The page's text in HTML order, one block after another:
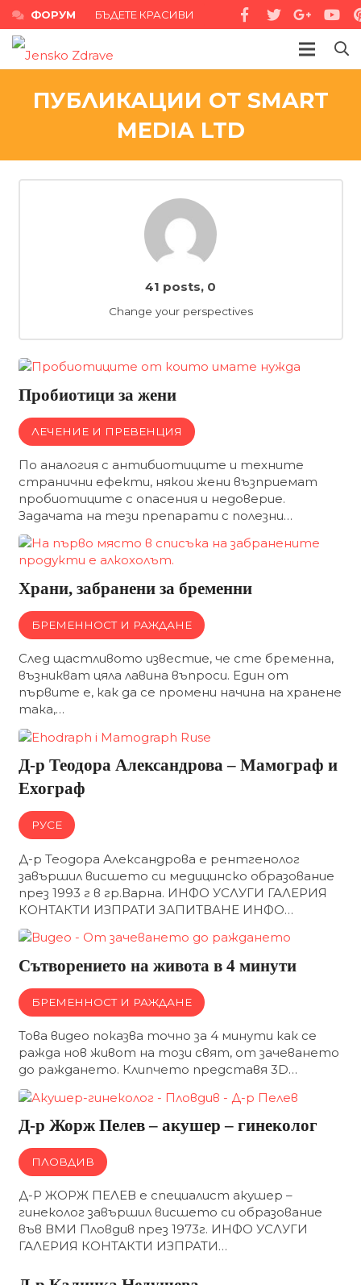
ФОРУМ БЪДЕТЕ КРАСИВИ
ПУБЛИКАЦИИ ОТ SMART
MEDIA LTD
41 posts, 0
Change your perspectives
Пробиотици за жени
ЛЕЧЕНИЕ И ПРЕВЕНЦИЯ
По аналогия с антибиотиците и техните
странични ефекти, някои жени възприемат
пробиотиците с опасения и недоверие.
Задачата на тези препарати с полезни…
Храни, забранени за бременни
БРЕМЕННОСТ И РАЖДАНЕ
След щастливото известие, че сте бременна,
възникват цяла лавина въпроси. Един от
първите е, как да се промени начина на хранене
така,…
Д-р Теодора Александрова – Мамограф и
Ехограф
РУСЕ
Д-р Теодора Александрова е рентгенолог
завършил висшето си медицинско образование
през 1993 г в гр.Варна. ИНФО УСЛУГИ ГАЛЕРИЯ
КОНТАКТИ ИЗПРАТИ ЗАПИТВАНЕ ИНФО…
Сътворението на живота в 4 минути
БРЕМЕННОСТ И РАЖДАНЕ
Това видео показва точно за 4 минути как се
ражда нов живот на този свят, от зачеването
до раждането. Клипчето представя 3D…
Д-р Жорж Пелев – акушер – гинеколог
ПЛОВДИВ
Д-Р ЖОРЖ ПЕЛЕВ е специалист акушер –
гинеколог завършил висшето си образование
във ВМИ Пловдив през 1973г. ИНФО УСЛУГИ
ГАЛЕРИЯ КОНТАКТИ ИЗПРАТИ…